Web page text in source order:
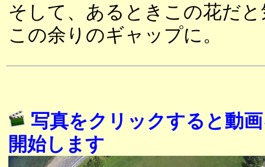
そして、あるときこの花だ
この余りのギャップに。
写真をクリックすると動
開始します